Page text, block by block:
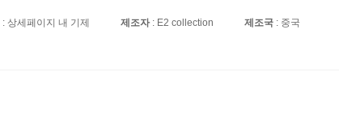
: 상세페이지 내 기제 제조자: E2 collection 제조국 : 중국